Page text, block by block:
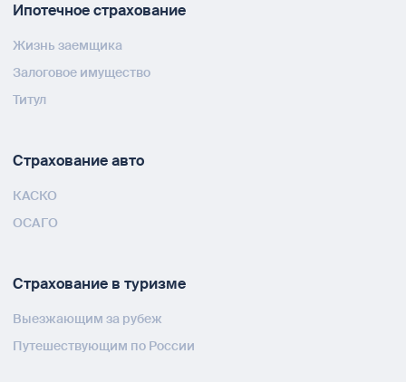
Ипотечное страхование
Жизнь заемщика
Залоговое имущество
Титул
Страхование авто
КАСКО
ОСАГО
Страхование в туризме
Выезжающим за рубеж
Путешествующим по России